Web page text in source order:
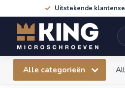
Uitstekende
Alle categorieën